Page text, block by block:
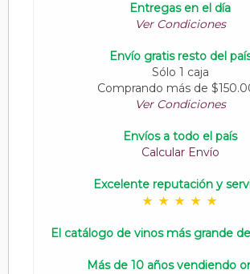
Entregas en el día
Ver Condiciones
Envío gratis resto del
Sólo 1 caja
Comprando más de
Ver Condiciones
Envíos a todo el país
Calcular Envío
Excelente reputación y
El catálogo de vinos más grande
Más de 10 años vendiendo